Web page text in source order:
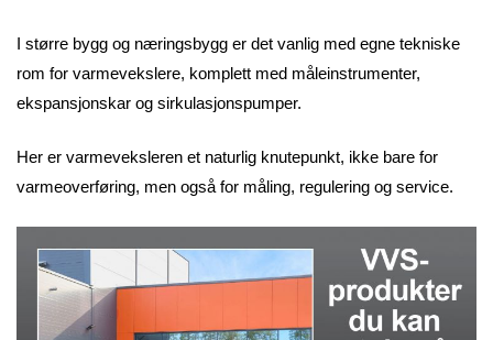
I større bygg og næringsbygg er det vanlig med egne tekniske
rom for varmevekslere, komplett med måleinstrumenter,
ekspansjonskar og sirkulasjonspumper.
Her er varmeveksleren et naturlig knutepunkt, ikke bare for
varmeoverføring, men også for måling, regulering og service.